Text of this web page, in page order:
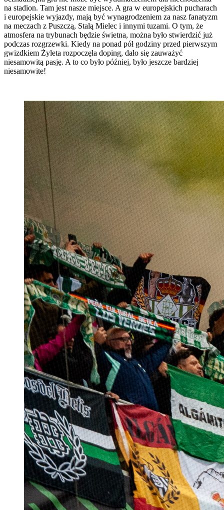
na stadion. Tam jest nasze miejsce. A gra w europejskich pucharach
i europejskie wyjazdy, mają być wynagrodzeniem za nasz fanatyzm
na meczach z Puszczą, Stalą Mielec i innymi tuzami. O tym, że
atmosfera na trybunach będzie świetna, można było stwierdzić już
podczas rozgrzewki. Kiedy na ponad pół godziny przed pierwszym
gwizdkiem Żyleta rozpoczęła doping, dało się zauważyć
niesamowitą pasję. A to co było później, było jeszcze bardziej
niesamowite!